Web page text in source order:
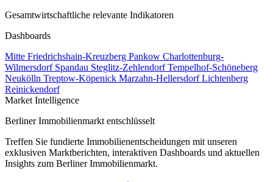
Gesamtwirtschaftliche relevante Indikatoren
Dashboards
Mitte Friedrichshain-Kreuzberg Pankow Charlottenburg-
Wilmersdorf Spandau Steglitz-ZehlendorfTempelhof-Schöneberg
Neukölln Treptow-Köpenick Marzahn-HellersdorfLichtenberg
Reinickendorf
Market Intelligence
Berliner Immobilienmarkt entschlüsselt
Treffen Sie fundierte Immobilienentscheidungen mit unseren
exklusiven Marktberichten, interaktiven Dashboards und aktuellen
Insights zum Berliner Immobilienmarkt.